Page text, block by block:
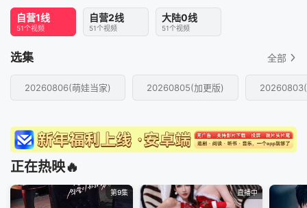
自营1线
51个视频
自营2线
51个视频
大陆0线
51个视频
选集 全部
20260806(萌娃当家) 20260805(加更版)
正在热映🔥
第9集 直播中